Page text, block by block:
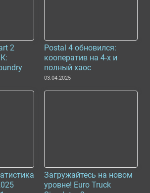
2
Postal 4 обновился:
кооператив на 4-х и
полный хаос
03.04.2025
Загружайтесь на новом
уровне! Euro Truck